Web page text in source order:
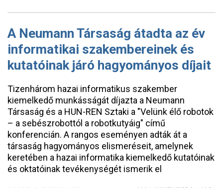
A Neumann Társaság átadta az év
informatikai szakembereinek és
kutatóinak járó hagyományos díjait
Tizenhárom hazai informatikus szakember
kiemelkedő munkásságát díjazta a Neumann
Társaság és a HUN-REN Sztaki a "Velünk élő robotok
– a sebészrobottól a robotkutyáig" című
konferencián. A rangos eseményen adták át a
társaság hagyományos elismeréseit, amelynek
keretében a hazai informatika kiemelkedő kutatóinak
és oktatóinak tevékenységét ismerik el